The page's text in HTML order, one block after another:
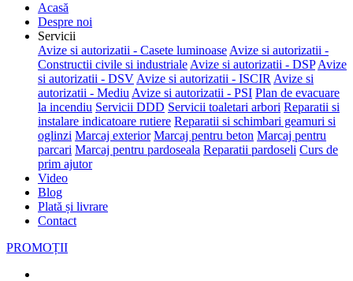
Acasă
Despre noi
Servicii
Avize si autorizatii - Casete luminoase Avize si autorizatii -
Constructii civile si industriale Avize si autorizatii - DSP Avize
si autorizatii - DSV Avize si autorizatii - ISCIR Avize si
autorizatii - Mediu Avize si autorizatii - PSI Plan de evacuare
la incendiu Servicii DDD Servicii toaletari arbori Reparatii si
instalare indicatoare rutiere Reparatii si schimbari geamuri si
oglinzi Marcaj exterior Marcaj pentru beton Marcaj pentru
parcari Marcaj pentru pardoseala Reparatii pardoseli Curs de
prim ajutor
Video
Blog
Plată și livrare
Contact
PROMOȚII